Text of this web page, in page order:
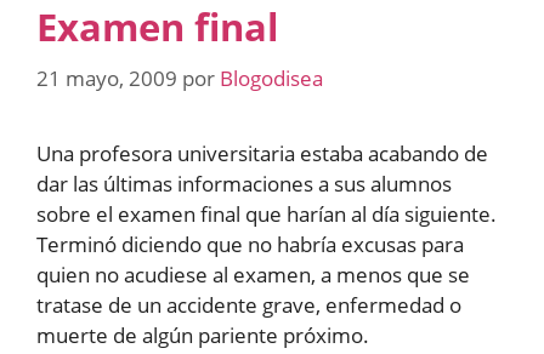
Examen final
21 mayo, 2009 por Blogodisea
Una profesora universitaria estaba acabando de
dar las últimas informaciones a sus alumnos
sobre el examen final que harían al día siguiente.
Terminó diciendo que no habría excusas para
quien no acudiese al examen, a menos que se
tratase de un accidente grave, enfermedad o
muerte de algún pariente próximo.